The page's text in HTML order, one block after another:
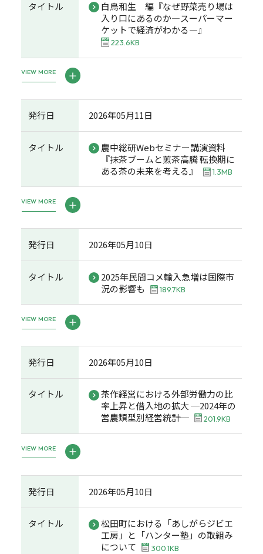
タイトル
白鳥和生 編『なぜ野菜売り場は
入り口にあるのか―スーパーマー
ケットで経済がわかる―』
223.6KB
VIEW MORE
発行日 2026年05月11日
タイトル
農中総研Webセミナー講演資料
『抹茶ブームと煎茶高騰 転換期に
ある茶の未来を考える』
1.3MB
VIEW MORE
発行日 2026年05月10日
タイトル
2025年民間コメ輸入急増は国際市
況の影響も
189.7KB
VIEW MORE
発行日 2026年05月10日
タイトル
茶作経営における外部労働力の比
率上昇と借入地の拡大 ─2024年の
営農類型別経営統計─
201.9KB
VIEW MORE
発行日 2026年05月10日
タイトル
松田町における「あしがらジビエ
工房」と「ハンター塾」の取組み
について
300.1KB